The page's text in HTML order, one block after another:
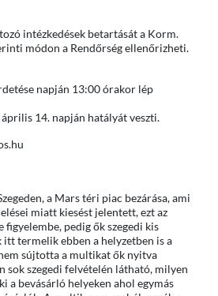
intézkedések betartását a Korm.
módon a Rendőrség ellenőrizheti.
napján 13:00 órakor lép
14. napján hatályát veszti.
a Mars téri piac bezárása, ami
miatt kiesést jelentett, ezt az
pedig ők szegedi kis
termelik ebben a helyzetben is a
sújtotta a multikat ők nyitva
sok szegedi felvételén látható, milyen
a bevásárló helyeken ahol egymás